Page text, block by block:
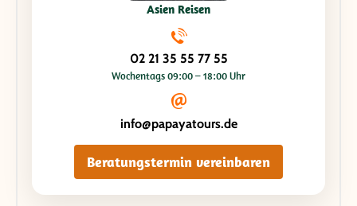
Asien Reisen
02 21 35 55 77 55
Wochentags 09:00 – 18:00 Uhr
info@papayatours.de
Beratungstermin vereinbaren